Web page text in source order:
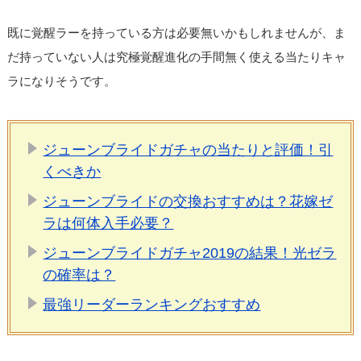
既に覚醒ラーを持っている方は必要無いかもしれませんが、ま
だ持っていない人は究極覚醒進化の手間無く使える当たりキャ
ラになりそうです。
ジューンブライドガチャの当たりと評価！引
くべきか
ジューンブライドの交換おすすめは？花嫁ゼ
ラは何体入手必要？
ジューンブライドガチャ2019の結果！光ゼラ
の確率は？
最強リーダーランキングおすすめ